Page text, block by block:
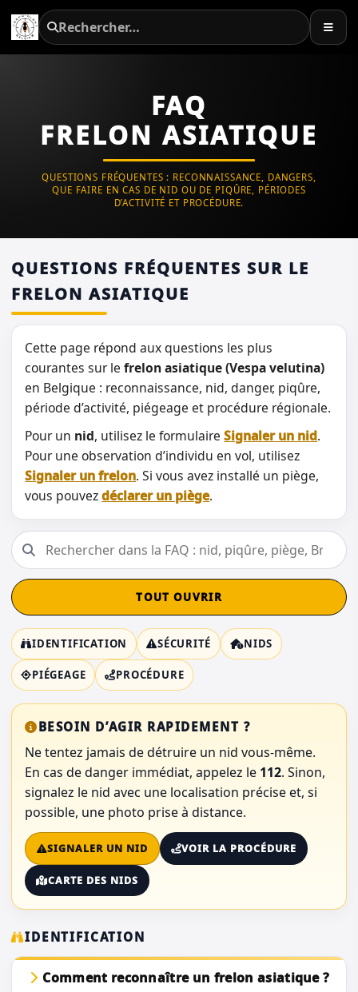
FAQ
FRELON ASIATIQUE
QUESTIONS FRÉQUENTES : RECONNAISSANCE, DANGERS,
QUE FAIRE EN CAS DE NID OU DE PIQÛRE, PÉRIODES
D’ACTIVITÉ ET PROCÉDURE.
QUESTIONS FRÉQUENTES SUR LE
FRELON ASIATIQUE
Cette page répond aux questions les plus
courantes sur lefrelon asiatique (Vespa velutina)
en Belgique : reconnaissance, nid, danger, piqûre,
période d’activité, piégeage et procédure régionale.
Pour un nid, utilisez le formulaireSignaler un nid.
Pour une observation d’individu en vol, utilisez
Signaler un frelon. Si vous avez installé un piège,
vous pouvezdéclarer un piège.
TOUT OUVRIR
IDENTIFICATION SÉCURITÉ NIDS
PIÉGEAGE PROCÉDURE
BESOIN D’AGIR RAPIDEMENT ?
Ne tentez jamais de détruire un nid vous-même.
En cas de danger immédiat, appelez le 112. Sinon,
signalez le nid avec une localisation précise et, si
possible, une photo prise à distance.
SIGNALER UN NID VOIR LA PROCÉDURE
CARTE DES NIDS
IDENTIFICATION
Comment reconnaître un frelon asiatique ?